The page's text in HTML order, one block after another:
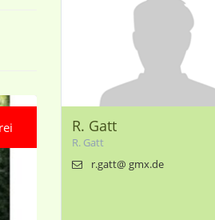
R. Gatt
R. Gatt
r.gatt@ gmx.de